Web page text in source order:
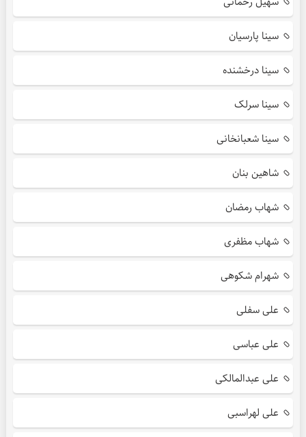
سینا پارسیان
سینا درخشنده
سینا سرلک
سینا شعبانخانی
شاهین بنان
شهاب رمضان
شهاب مظفری
شهرام شکوهی
علی سفلی
علی عباسی
علی عبدالمالکی
علی لهراسبی